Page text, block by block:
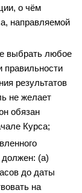
о чём
направляемой
выбрать любое
правильности
результатов
не желает
обязан
Курса;
должен: (a)
до даты
на